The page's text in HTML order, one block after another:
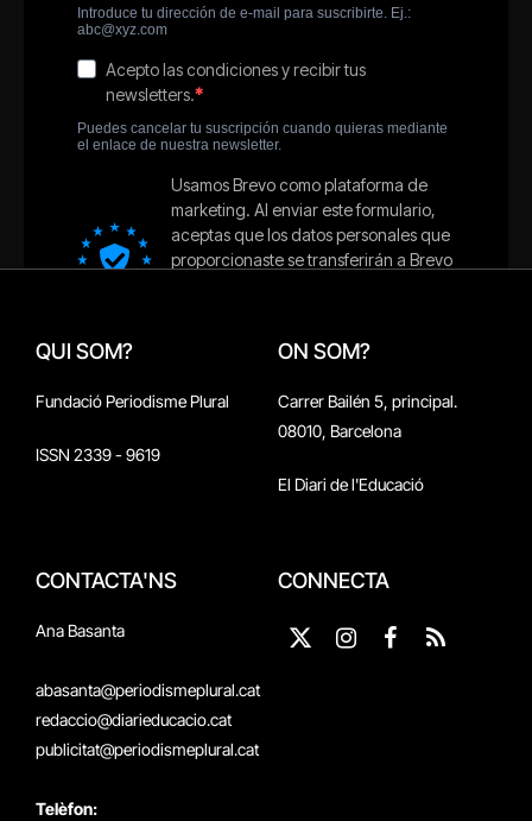
QUI SOM?
Fundació Periodisme Plural
ISSN 2339 - 9619
ON SOM?
Carrer Bailén 5, principal.
08010, Barcelona
El Diari de l'Educació
CONTACTA'NS
Ana Basanta
abasanta@periodismeplural.cat
redaccio@diarieducacio.cat
publicitat@periodismeplural.cat
Telèfon:
CONNECTA
X
Instagram
Facebook
RSS